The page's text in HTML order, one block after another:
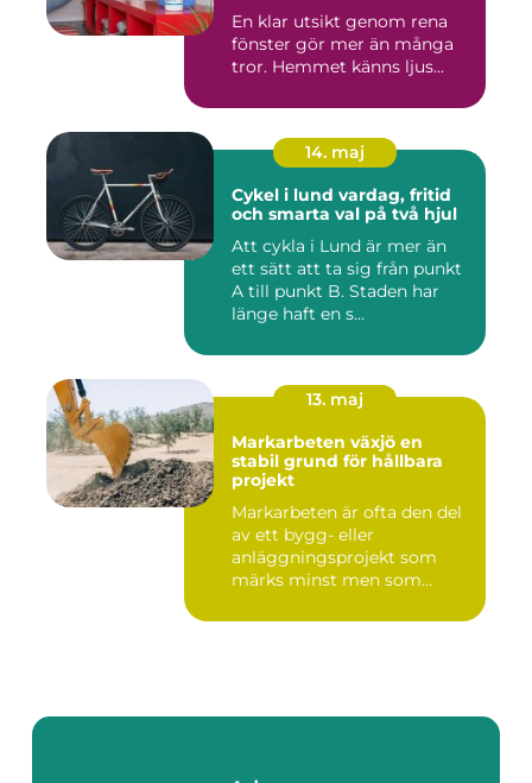
En klar utsikt genom rena
fönster gör mer än många
tror. Hemmet känns ljus...
14. maj
Cykel i lund vardag, fritid
och smarta val på två hjul
Att cykla i Lund är mer än
ett sätt att ta sig från punkt
A till punkt B. Staden har
länge haft en s...
13. maj
Markarbeten växjö en
stabil grund för hållbara
projekt
Markarbeten är ofta den del
av ett bygg- eller
anläggningsprojekt som
märks minst men som